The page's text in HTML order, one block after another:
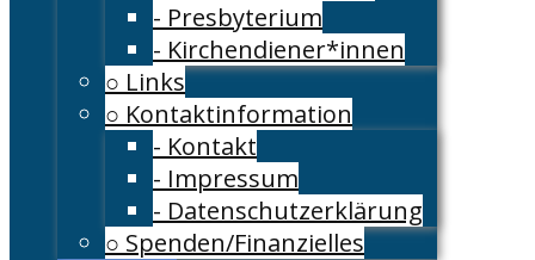
- Presbyterium
- Kirchendiener*innen
○ Links
○ Kontaktinformation
- Kontakt
- Impressum
- Datenschutzerklärung
○ Spenden/Finanzielles